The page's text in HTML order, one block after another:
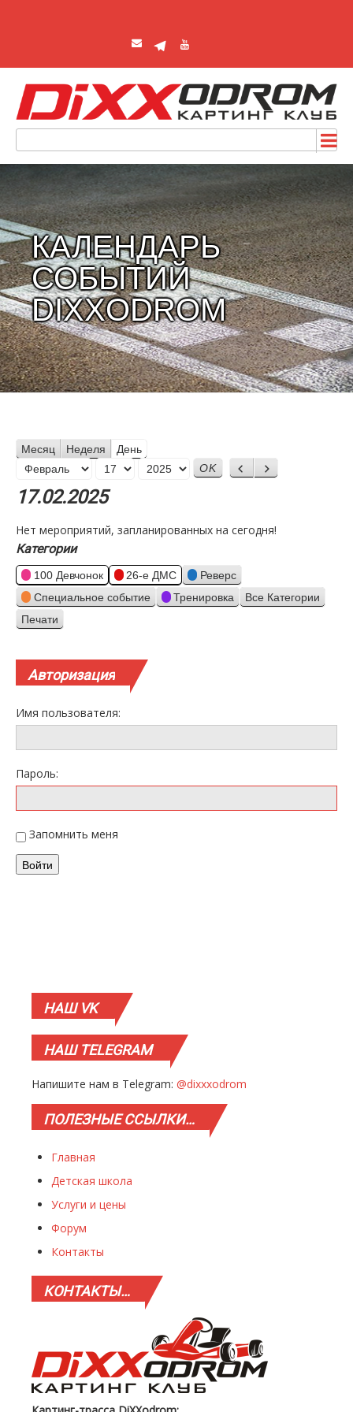
КАЛЕНДАРЬ
СОБЫТИЙ
DIXXODROM
Месяц Неделя День
Месяц
День
Год
Назад
Вперед
17.02.2025
Нет мероприятий, запланированных на сегодня!
Категории
100 Девчонок 26-е ДМС
Реверс
Специальное событие
Тренировка Все Категории
Просмотр
Печати
Авторизация
Имя пользователя:
Пароль:
Запомнить меня
Войти
НАШVK
НАШTELEGRAM
Напишите нам в Telegram: @dixxxodrom
ПОЛЕЗНЫЕССЫЛКИ…
Главная
Детская школа
Услуги и цены
Форум
Контакты
КОНТАКТЫ…